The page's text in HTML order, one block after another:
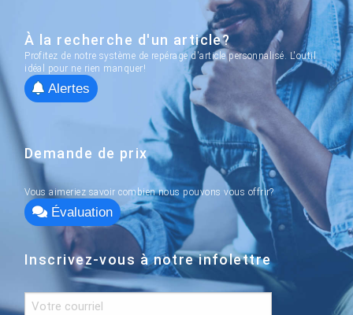
À la recherche d'un article?
Profitez de notre système de repérage d'article personnalisé. L'outil
idéal pour ne rien manquer!
Alertes
Demande de prix
Vous aimeriez savoir combien nous pouvons vous offrir?
Évaluation
Inscrivez-vous à notre infolettre